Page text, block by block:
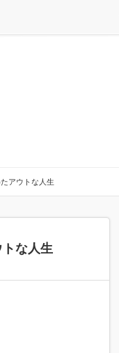
アウトな人生
な人生